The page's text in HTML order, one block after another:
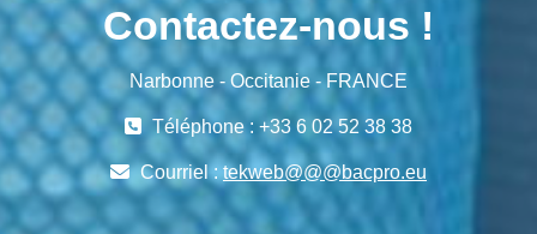
Contactez-nous !
Narbonne - Occitanie - FRANCE
Téléphone : +33 6 02 52 38 38
Courriel : tekweb@@@bacpro.eu